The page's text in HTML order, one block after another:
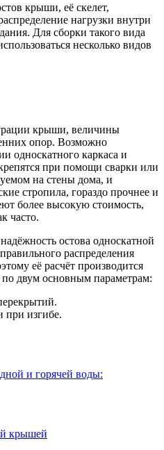
крыши, её скелет,
нагрузки внутри
Для сборки такого вида
несколько видов
крыши, величины
опор. Возможно
односкатного каркаса и
при помощи сварки или
на стены дома, и
стропила, гораздо прочнее и
более высокую стоимость,
часто.
остова односкатной
распределения
её расчёт производится
двум основным параметрам:
при изгибе.
и горячей воды:
крышей